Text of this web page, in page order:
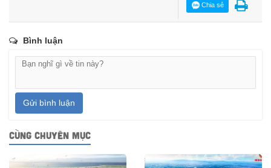
Chia sẻ
Bình luận
Gửi bình luận
CÙNG CHUYÊN MỤC